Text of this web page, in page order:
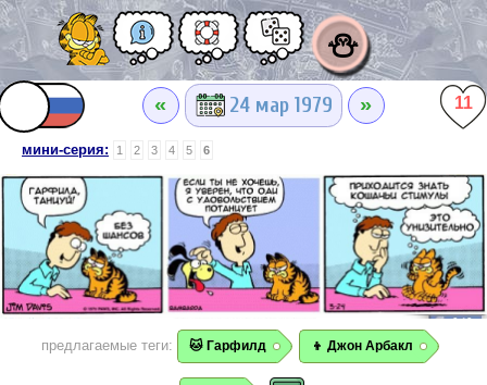
⛄
« 24 мар 1979 » 11
мини-серия: 1 2 3 4 5 6
предлагаемые теги: 🐱 Гарфилд 👦 Джон Арбакл